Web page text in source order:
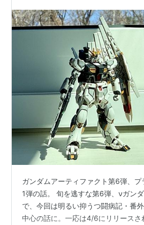
ガンダムアーティファクト第6弾、
1弾の話。 旬を逃すな第6弾、νガン
で、今回は明るい抑うつ闘病記・番
中心の話に。一応は4/6にリリースさ